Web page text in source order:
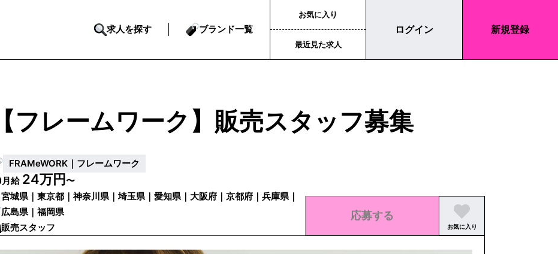
求人を探す ブランド一覧
お気に入り
最近見た求人
ログイン 新規登録
【フレームワーク】販売スタッフ募集
FRAMeWORK｜フレームワーク
月給 24万円〜
宮城県｜東京都｜神奈川県｜埼玉県｜愛知県｜大阪府｜京都府｜兵庫県｜
広島県｜福岡県
販売スタッフ
応募する
お気に入り